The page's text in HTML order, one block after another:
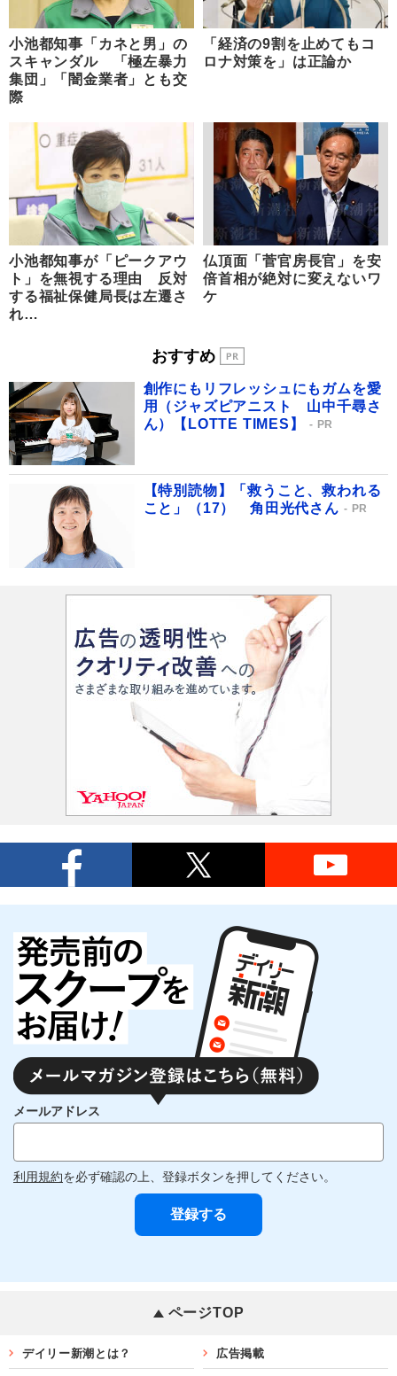
小池都知事「カネと男」の
スキャンダル 「極左暴力
集団」「闇金業者」とも交
際
「経済の9割を止めてもコ
ロナ対策を」は正論か
小池都知事が「ピークアウ
ト」を無視する理由 反対
する福祉保健局長は左遷さ
れ…
仏頂面「菅官房長官」を安
倍首相が絶対に変えないワ
ケ
おすすめ
創作にもリフレッシュにもガムを愛
用（ジャズピアニスト 山中千尋さ
ん）【LOTTE TIMES】
PR
【特別読物】「救うこと、救われる
こと」（17） 角田光代さん
PR
メールアドレス
利用規約を必ず確認の上、登録ボタンを押してください。
ページTOP
デイリー新潮とは？ 広告掲載